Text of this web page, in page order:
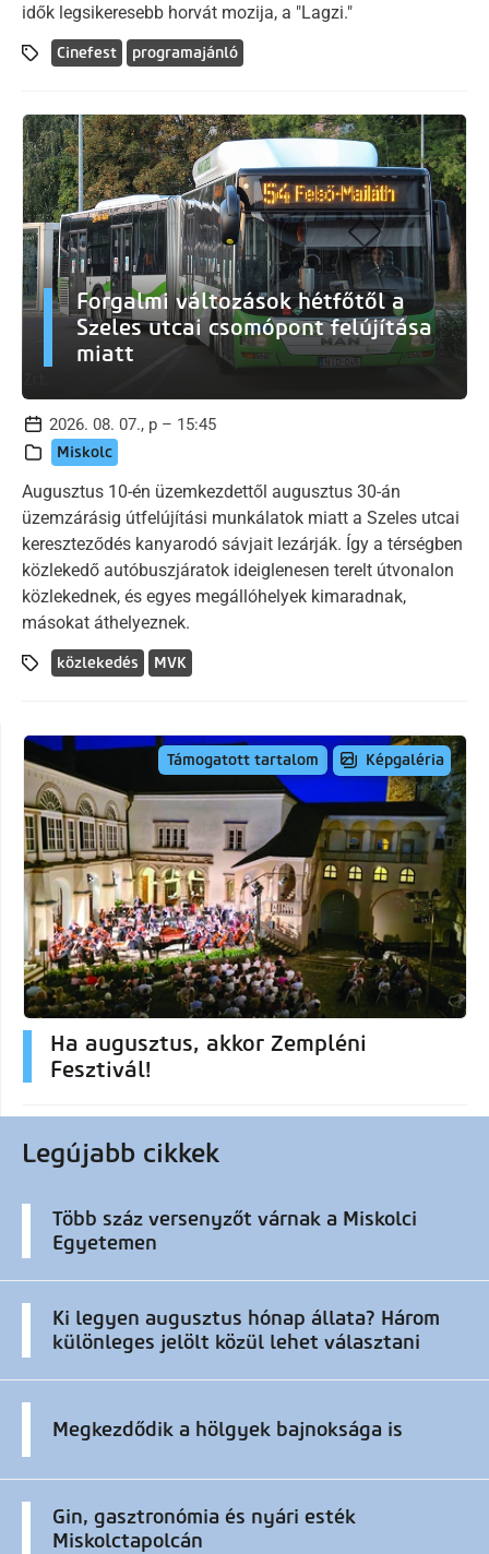
idők legsikeresebb horvát mozija, a "Lagzi."
Cinefest programajánló
Forgalmi változások hétfőtől a
Szeles utcai csomópont felújítása
miatt
2026. 08. 07., p – 15:45
Miskolc
Augusztus 10-én üzemkezdettől augusztus 30-án
üzemzárásig útfelújítási munkálatok miatt a Szeles utcai
kereszteződés kanyarodó sávjait lezárják. Így a térségben
közlekedő autóbuszjáratok ideiglenesen terelt útvonalon
közlekednek, és egyes megállóhelyek kimaradnak,
másokat áthelyeznek.
közlekedés MVK
Támogatott tartalom Képgaléria
Ha augusztus, akkor Zempléni
Fesztivál!
Legújabb cikkek
Több száz versenyzőt várnak a Miskolci
Egyetemen
Ki legyen augusztus hónap állata? Három
különleges jelölt közül lehet választani
Megkezdődik a hölgyek bajnoksága is
Gin, gasztronómia és nyári esték
Miskolctapolcán